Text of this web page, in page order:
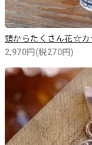
頭からたくさん花☆カ
2,970円(税270円)